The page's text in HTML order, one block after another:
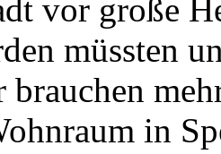
vor große
müssten
in